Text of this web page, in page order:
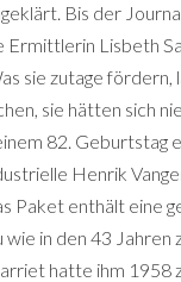
Bis der
Ermittlerin Lisbeth
sie zutage fördern,
sie hätten sich
82. Geburtstag
Henrik
Paket enthält eine
wie in den 43 Jahren
hatte ihm 1958